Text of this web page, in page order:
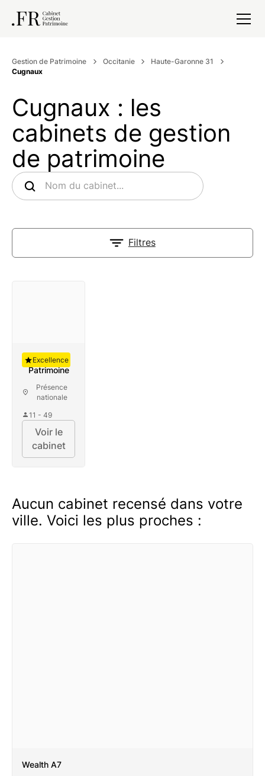
Gestion de Patrimoine Occitanie
Haute-Garonne 31
Cugnaux
Cugnaux : les
cabinets de gestion
de patrimoine
Filtres
Auguste
Patrimoine
Présence
nationale
11 - 49
Excellence
Voir le
cabinet
Aucun cabinet recensé dans votre
ville. Voici les plus proches :
Wealth A7